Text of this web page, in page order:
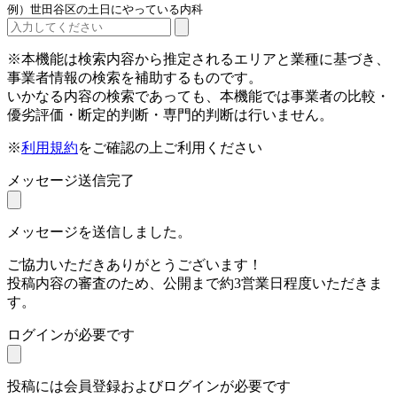
例）世田谷区の土日にやっている内科
※本機能は検索内容から推定されるエリアと業種に基づき、
事業者情報の検索を補助するものです。
いかなる内容の検索であっても、本機能では事業者の比較・
優劣評価・断定的判断・専門的判断は行いません。
※利用規約をご確認の上ご利用ください
メッセージ送信完了
メッセージを送信しました。
ご協力いただきありがとうございます！
投稿内容の審査のため、公開まで約3営業日程度いただきま
す。
ログインが必要です
投稿には会員登録およびログインが必要です